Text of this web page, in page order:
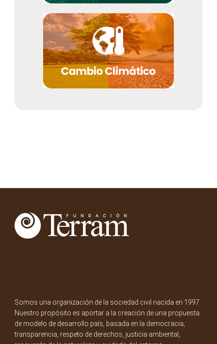
Somos una organización de la sociedad civil nacida en 1997.
Nuestro propósito es aportar a la creación de una propuesta
de modelo de desarrollo país, basada en la democracia,
transparencia, respeto de derechos, justicia ambiental,